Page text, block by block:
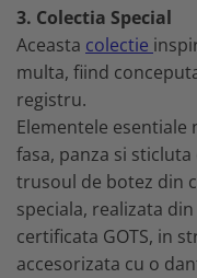
3. Colectia Special
Aceasta colectie
multa, fiind
registru.
Elementele esentiale
fasa, panza si
trusoul de botez din
speciala, realizata
certificata GOTS, in
accesorizata cu o